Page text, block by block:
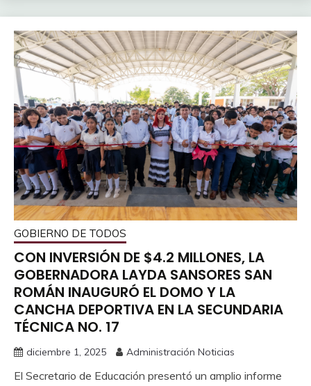
GOBIERNO DE TODOS
CON INVERSIÓN DE $4.2 MILLONES, LA
GOBERNADORA LAYDA SANSORES SAN
ROMÁN INAUGURÓ EL DOMO Y LA
CANCHA DEPORTIVA EN LA SECUNDARIA
TÉCNICA NO. 17
diciembre 1, 2025 Administración Noticias
El Secretario de Educación presentó un amplio informe